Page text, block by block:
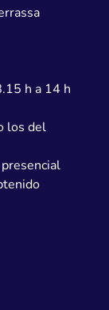
h a 14 h
los del